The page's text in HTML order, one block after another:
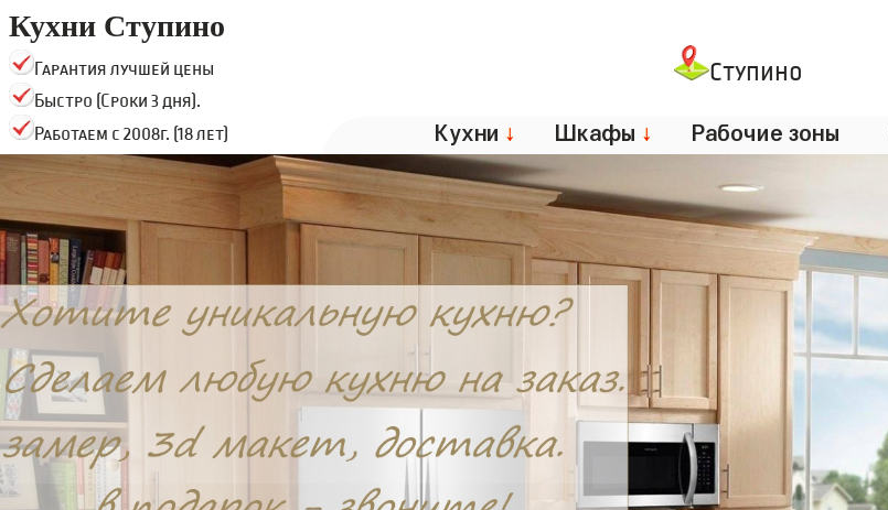
Кухни Ступино
Гарантия лучшей цены
Быстро (Сроки 3 дня).
Работаем с 2008г. (18 лет)
Ступино
Кухни ↓ Шкафы ↓ Рабочие зоны